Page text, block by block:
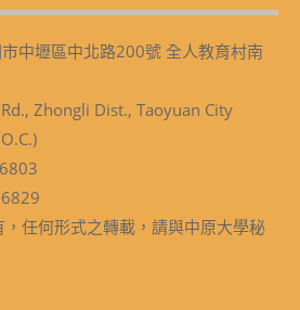
中壢區中北路200號 全人教育村南
Zhongli Dist., Taoyuan City
任何形式之轉載，請與中原大學秘